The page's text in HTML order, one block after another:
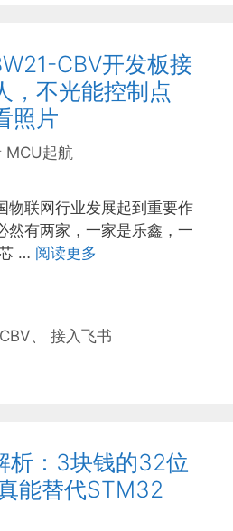
CBV开发板接
，不光能控制点
照片
MCU起航
物联网行业发展起到重要作
然有两家，一家是乐鑫，一
… 阅读更多
、接入飞书
析：3块钱的32位
能替代STM32